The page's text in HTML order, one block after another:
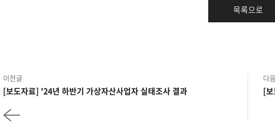
목록으로
이전글
[보도자료] '24년 하반기 가상자산사업자 실태조사 결과
다
[